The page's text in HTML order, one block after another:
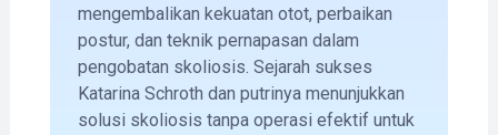
mengembalikan kekuatan otot, perbaikan
postur, dan teknik pernapasan dalam
pengobatan skoliosis. Sejarah sukses
Katarina Schroth dan putrinya menunjukkan
solusi skoliosis tanpa operasi efektif untuk